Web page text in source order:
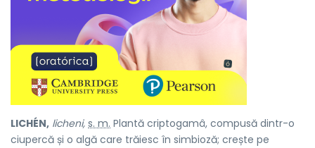
LICHÉN, licheni, s. m. Plantă criptogamâ, compusă dintr-o
ciupercă și o algă care trăiesc în simbioză; crește pe